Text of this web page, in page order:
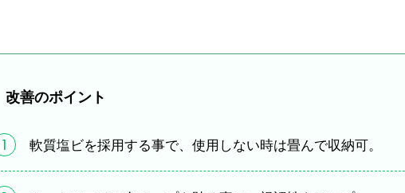
改善のポイント
1 軟質塩ビを採用する事で、使用しない時は畳んで収納可。